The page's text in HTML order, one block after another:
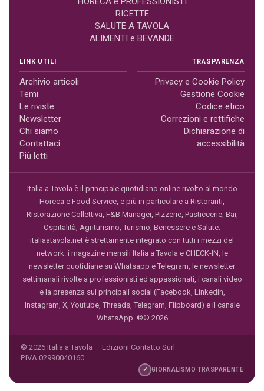
RICETTE
SALUTE A TAVOLA
ALIMENTI e BEVANDE
LINK UTILI
Archivio articoli
Temi
Le riviste
Newsletter
Chi siamo
Contattaci
Più letti
TRASPARENZA
Privacy e Cookie Policy
Gestione Cookie
Codice etico
Correzioni e rettifiche
Dichiarazione di
accessibilità
Italia a Tavola è il principale quotidiano online rivolto al mondo
Horeca e Food Service, e più in particolare a Ristoranti,
Ristorazione Collettiva, F&B Manager, Pizzerie, Pasticcerie, Bar,
Ospitalità, Agriturismo, Turismo, Benessere e Salute.
italiaatavola.net è strettamente integrato con tutti i mezzi del
network: i magazine mensili Italia a Tavola e CHECK-IN, le
newsletter quotidiane su Whatsapp e Telegram, le newsletter
settimanali rivolte a professionisti ed appassionati, i canali video
e la presenza sui principali social (Facebook, Linkedin,
Instagram, X, Youtube, Threads, Telegram, Flipboard) e il canale
WhatsApp. ©® 2026
© 2026 Italia a Tavola — Edizioni Contatto Surl —
P.IVA 02990040160
✓ GIORNALISMO TRASPARENTE